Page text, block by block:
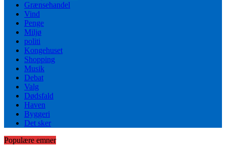
Grænsehandel
Vind
Penge
Miljø
politi
Kongehuset
Shopping
Musik
Debat
Valg
Dødsfald
Haven
Byggeri
Det sker
Populære emner